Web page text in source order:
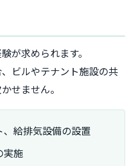
が求められます。
ビルやテナント施設の共
せません。
給排気設備の設置
実施